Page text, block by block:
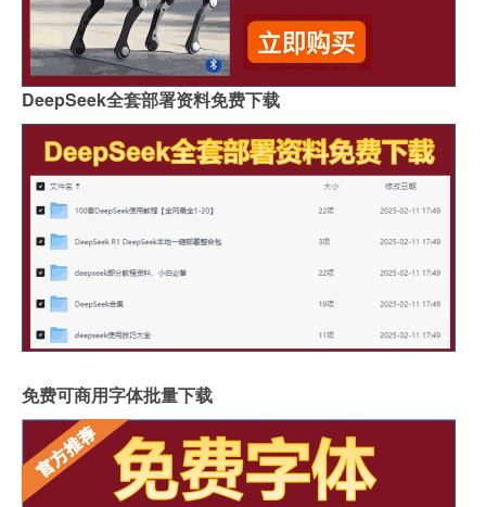
DeepSeek全套部署资料免费下载
免费可商用字体批量下载